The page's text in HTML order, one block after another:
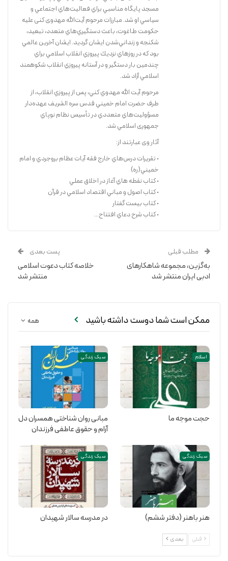
نقطه‌های آغازین این مطلب پرداخته و به گونه‌ای شایسته و بایسته از عهدۀ
این کتاب شریف که تا کنون، به چاپ‌های متعدد رسیده و خوانندگان بسیاری
داشته و دارد، در سال‌ ۱۳۷۱ به عنوان کتاب سال جمهوری اسلامی ایران،
مسجد پايگاه مناسبي براي فعاليت‌هاي اجتماعي و
سياسي او شد. مبارزات مرحوم آیت‌الله مهدوی کنی عليه
حكومت طاغوت، باعث دستگيري‌هاي متعدد،‌ تبعيد،‌
شكنجه و زنداني‌شدن ايشان گرديد. ايشان آخرين عالمي
بود كه در روزهاي نزديك پيروزي انقلاب اسلامي براي
چندمين بار دستگير و در آستانه پيروزي انقلاب شكوهمند
اسلامي آزاد شد.
مرحوم آيت الله مهدوي كني، پس از پيروزي انقلاب، از
طرف حضرت امام خميني قدس سره الشريف عهده‌دار
مسؤوليت‌هاي متعددي در تأسيس نظام نوپاي
جمهوری اسلامي شد.
آثار وی عبارتند از:
• تقريرات درس‌هاي خارج فقه آيات عظام بروجردي و امام
خميني(ره)
• كتاب نقطه هاي آغاز در اخلاق عملي
• كتاب اصول و مباني اقتصاد اسلامي در قرآن
• كتاب بيست گفتار
• كتاب شرح دعاي افتتاح...
مطلب قبلی
به‌گزین، مجموعه شاهکارهای
ادبی ایران منتشر شد
پست بعدی
خلاصه کتاب دعوت اسلامی
منتشر شد
همه ممکن است شما دوست داشته باشید
اسلام
حجت موجه ما
سبک زندگی
مبانی روان شناختی همسران دل
آرام و حقوق عاطفی فرزندان
سبک زندگی
هنر باهنر (دفتر ششم)
سبک زندگی
در مدرسه سالار شهیدان
قبلی بعدی